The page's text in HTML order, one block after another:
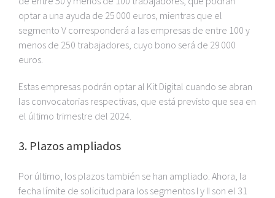
optar a una ayuda de 25 000 euros, mientras que el
segmento V corresponderá a las empresas de entre 100 y
menos de 250 trabajadores, cuyo bono será de 29 000
euros.
Estas empresas podrán optar al Kit Digital cuando se abran
las convocatorias respectivas, que está previsto que sea en
el último trimestre del 2024.
3. Plazos ampliados
Por último, los plazos también se han ampliado. Ahora, la
fecha límite de solicitud para los segmentos I y II son el 31